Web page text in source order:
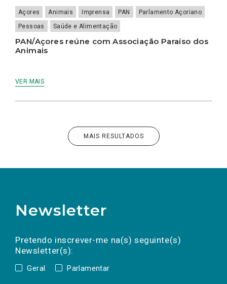
Açores Animais Imprensa PAN
Parlamento Açoriano
Pessoas
Saúde e Alimentação
PAN/Açores reúne com Associação Paraíso dos
Animais
VER MAIS
MAIS RESULTADOS
Newsletter
Pretendo inscrever-me na(s) seguinte(s)
Newsletter(s):
Geral Parlamentar
a(s) newsletter(s).
mail